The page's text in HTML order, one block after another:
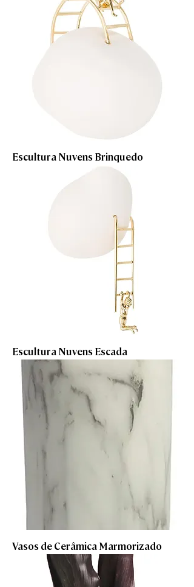
Escultura Nuvens Brinquedo
Escultura Nuvens Escada
Vasos de Cerâmica Marmorizado